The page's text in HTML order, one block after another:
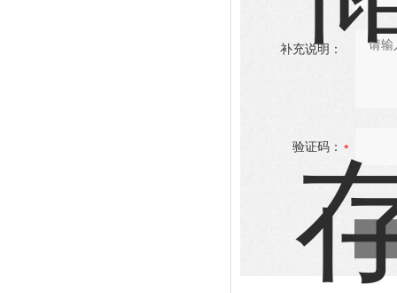
补充说明：
验证码：